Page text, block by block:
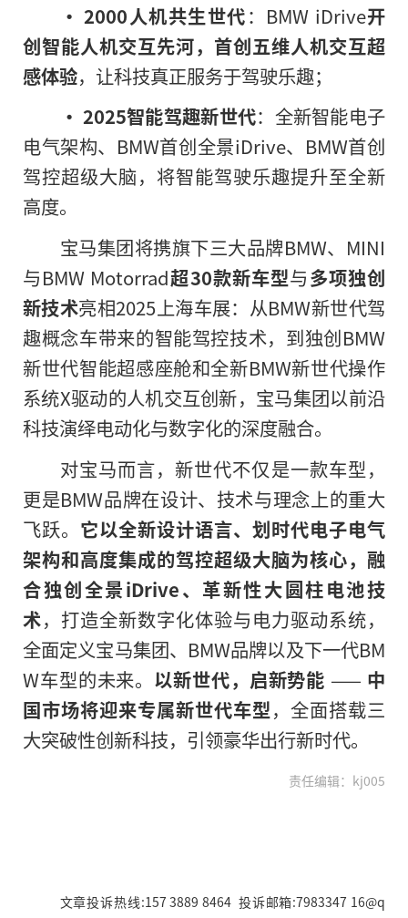
• 2000人机共生世代：BMW iDrive开
创智能人机交互先河，首创五维人机交互超
感体验，让科技真正服务于驾驶乐趣；
• 2025智能驾趣新世代：全新智能电子
电气架构、BMW首创全景iDrive、BMW首创
驾控超级大脑，将智能驾驶乐趣提升至全新
高度。
宝马集团将携旗下三大品牌BMW、MINI
与BMW Motorrad超30款新车型与多项独创
新技术亮相2025上海车展：从BMW新世代驾
趣概念车带来的智能驾控技术，到独创BMW
新世代智能超感座舱和全新BMW新世代操作
系统X驱动的人机交互创新，宝马集团以前沿
科技演绎电动化与数字化的深度融合。
对宝马而言，新世代不仅是一款车型，
更是BMW品牌在设计、技术与理念上的重大
飞跃。 它以全新设计语言、划时代电子电气
架构和高度集成的驾控超级大脑为核心，融
合独创全景iDrive、革新性大圆柱电池技
术，打造全新数字化体验与电力驱动系统，
全面定义宝马集团、BMW品牌以及下一代BM
W车型的未来。 以新世代，启新势能 —— 中
国市场将迎来专属新世代车型，全面搭载三
大突破性创新科技，引领豪华出行新时代。
责任编辑：kj005
文章投诉热线:157 3889 8464 投诉邮箱:7983347 16@q